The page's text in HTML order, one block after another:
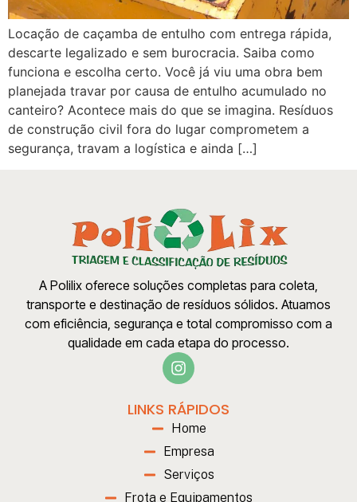
Locação de caçamba de entulho com entrega rápida,
descarte legalizado e sem burocracia. Saiba como
funciona e escolha certo. Você já viu uma obra bem
planejada travar por causa de entulho acumulado no
canteiro? Acontece mais do que se imagina. Resíduos
de construção civil fora do lugar comprometem a
segurança, travam a logística e ainda […]
A Polilix oferece soluções completas para coleta,
transporte e destinação de resíduos sólidos. Atuamos
com eficiência, segurança e total compromisso com a
qualidade em cada etapa do processo.
LINKS RÁPIDOS
Home
Empresa
Serviços
Frota e Equipamentos